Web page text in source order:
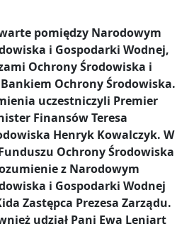
pomiędzy Narodowym
i Gospodarki Wodnej,
Ochrony Środowiska i
Ochrony Środowiska.
uczestniczyli Premier
Finansów Teresa
Henryk Kowalczyk. W
Ochrony Środowiska
z Narodowym
i Gospodarki Wodnej
Zastępca Prezesa Zarządu.
udział Pani Ewa Leniart